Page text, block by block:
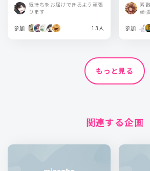
気持ちをお届けできるよう頑張
ります
参加 13人
素
頑
参加
もっと見る
関連する企画